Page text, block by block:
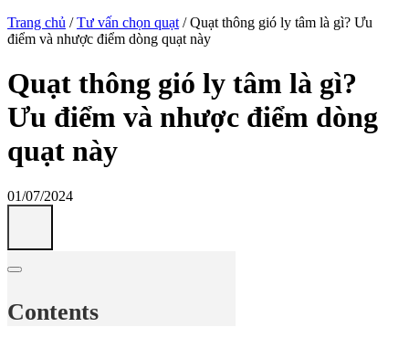
Trang chủ /Tư vấn chọn quạt /Quạt thông gió ly tâm là gì? Ưu
điểm và nhược điểm dòng quạt này
Quạt thông gió ly tâm là gì?
Ưu điểm và nhược điểm dòng
quạt này
01/07/2024
Contents